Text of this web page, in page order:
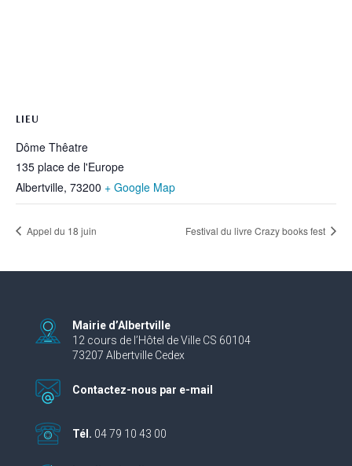
LIEU
Dôme Thêatre
135 place de l'Europe
Albertville, 73200 + Google Map
Appel du 18 juin Festival du livre Crazy books fest
Mairie d’Albertville
12 cours de l’Hôtel de Ville CS 60104
73207 Albertville Cedex
Contactez-nous par e-mail
Tél. 04 79 10 43 00